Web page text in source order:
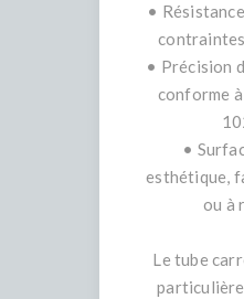
•
• Précision
conforme
•
esthétique,
ou à
Le tube